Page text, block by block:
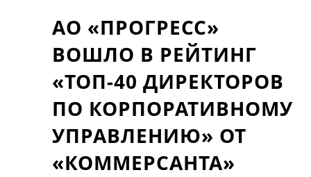
АО «ПРОГРЕСС»
ВОШЛО В РЕЙТИНГ
«ТОП-40 ДИРЕКТОРОВ
ПО КОРПОРАТИВНОМУ
УПРАВЛЕНИЮ» ОТ
«КОММЕРСАНТА»